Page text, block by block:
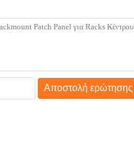
Αποστολή ερώτησης